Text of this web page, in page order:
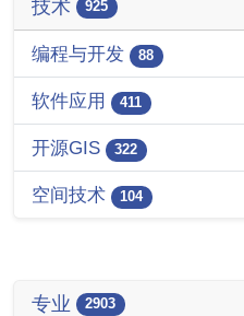
技术 925
编程与开发 88
软件应用 411
开源GIS 322
空间技术 104
专业 2903